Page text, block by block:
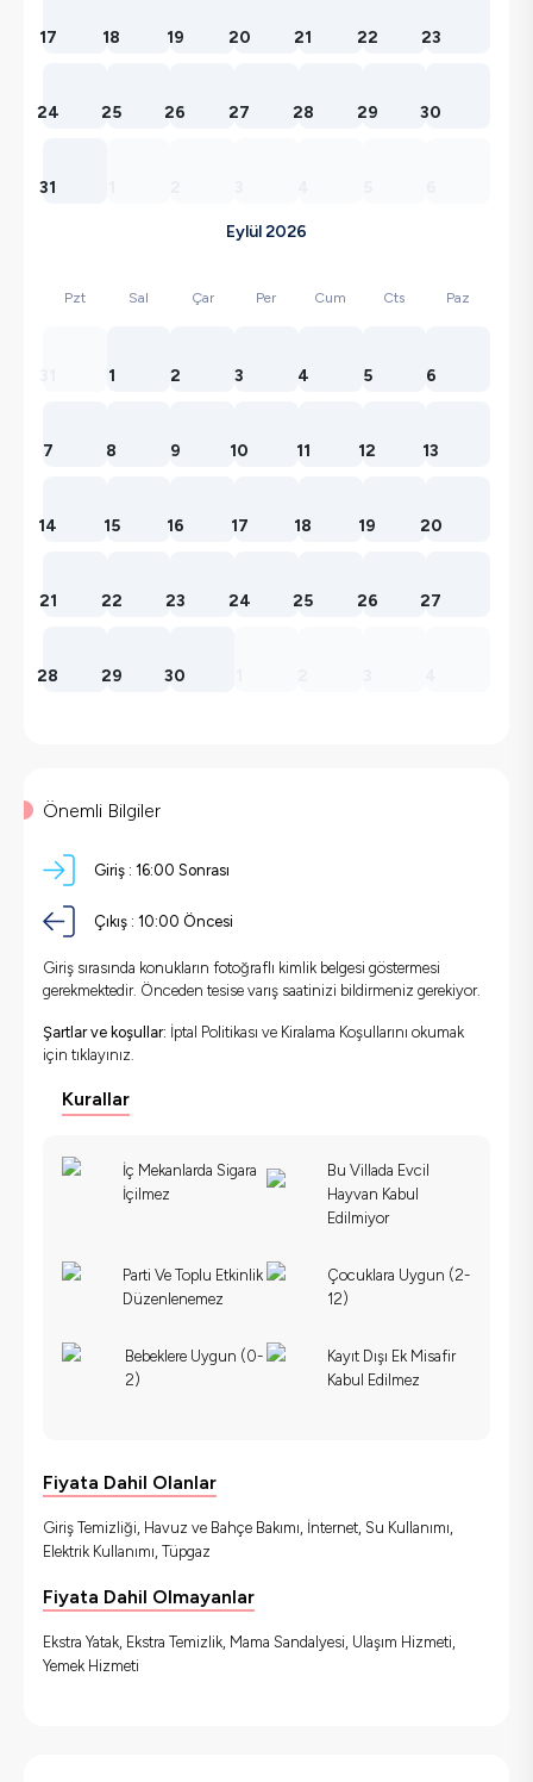
17 18 19 20 21 22 23
24 25 26 27 28 29 30
31
Eylül 2026
Pzt Sal Çar Per Cum Cts Paz
1 2 3 4 5 6
7 8 9 10 11 12 13
14 15 16 17 18 19 20
21 22 23 24 25 26 27
28 29 30
Önemli Bilgiler
Giriş : 16:00 Sonrası
Çıkış : 10:00 Öncesi
Giriş sırasında konukların fotoğraflı kimlik belgesi göstermesi
gerekmektedir. Önceden tesise varış saatinizi bildirmeniz gerekiyor.
Şartlar ve koşullar: İptal Politikası ve Kiralama Koşullarını okumak
için tıklayınız.
Kurallar
İç Mekanlarda Sigara
İçilmez
Bu Villada Evcil
Hayvan Kabul
Edilmiyor
Parti Ve Toplu Etkinlik
Düzenlenemez
Çocuklara Uygun (2-
12)
Bebeklere Uygun (0-
2)
Kayıt Dışı Ek Misafir
Kabul Edilmez
Fiyata Dahil Olanlar
Giriş Temizliği, Havuz ve Bahçe Bakımı, İnternet, Su Kullanımı,
Elektrik Kullanımı, Tüpgaz
Fiyata Dahil Olmayanlar
Ekstra Yatak, Ekstra Temizlik, Mama Sandalyesi, Ulaşım Hizmeti,
Yemek Hizmeti